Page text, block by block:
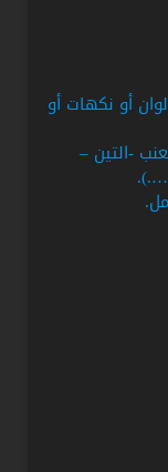
أو نكهات أو
-التين –
….).